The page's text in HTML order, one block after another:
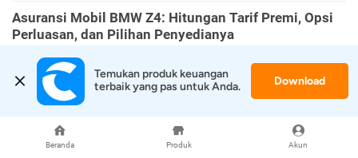
Beranda Produk Akun
Asuransi Mobil BMW Z4: Hitungan Tarif Premi, Opsi
Perluasan, dan Pilihan Penyedianya
Asuransi Kendaraan
KATEGORI
Temukan produk keuangan
terbaik yang pas untuk Anda.
Download